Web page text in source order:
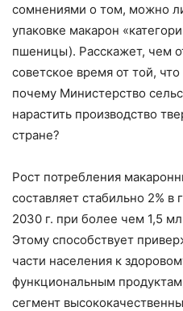
сомнениями о том, можно
упаковке макарон
пшеницы). Расскажет, чем
советское время от той,
почему Министерство
нарастить производство
стране?
Рост потребления
составляет стабильно 2% в
2030 г. при более чем 1,5
Этому способствует
части населения к
функциональным
сегмент